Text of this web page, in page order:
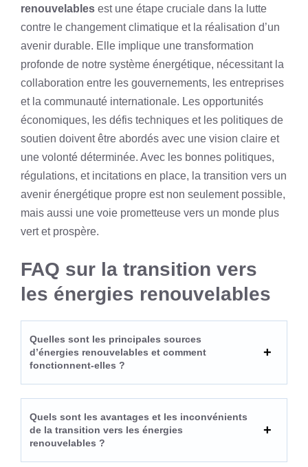
renouvelables est une étape cruciale dans la lutte
contre le changement climatique et la réalisation d’un
avenir durable. Elle implique une transformation
profonde de notre système énergétique, nécessitant la
collaboration entre les gouvernements, les entreprises
et la communauté internationale. Les opportunités
économiques, les défis techniques et les politiques de
soutien doivent être abordés avec une vision claire et
une volonté déterminée. Avec les bonnes politiques,
régulations, et incitations en place, la transition vers un
avenir énergétique propre est non seulement possible,
mais aussi une voie prometteuse vers un monde plus
vert et prospère.
FAQ sur la transition vers
les énergies renouvelables
Quelles sont les principales sources
d’énergies renouvelables et comment
fonctionnent-elles ?
Quels sont les avantages et les inconvénients
de la transition vers les énergies
renouvelables ?